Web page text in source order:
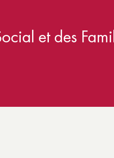
et des